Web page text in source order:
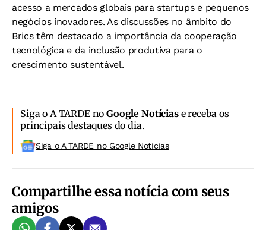
acesso a mercados globais para startups e pequenos
negócios inovadores. As discussões no âmbito do
Brics têm destacado a importância da cooperação
tecnológica e da inclusão produtiva para o
crescimento sustentável.
Siga o A TARDE noGoogle Notíciase receba os
principais destaques do dia.
Siga o A TARDE no Google Noticias
Compartilhe essa notícia com seus
amigos